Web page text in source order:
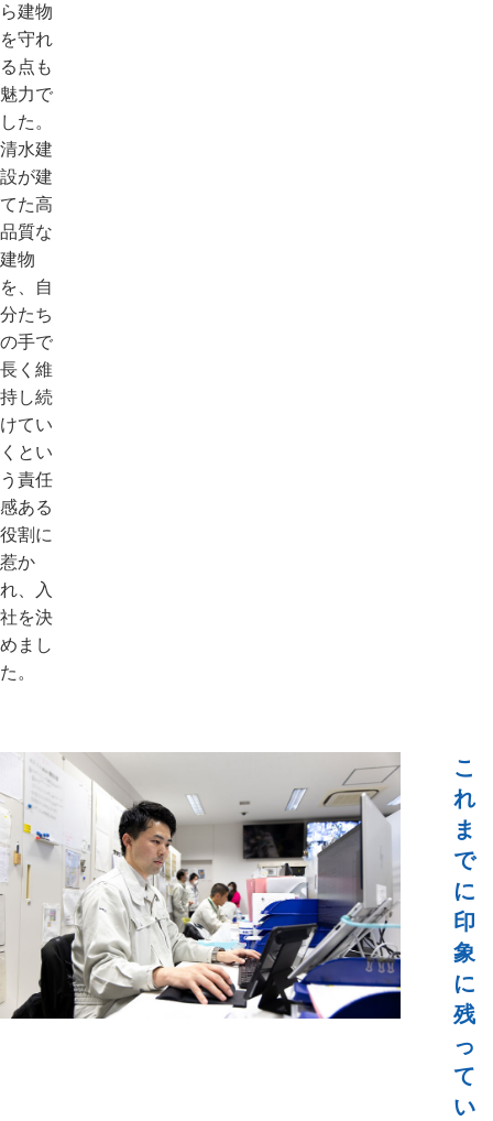
ら建物
を守れ
る点も
魅力で
した。
清水建
設が建
てた高
品質な
建物
を、自
分たち
の手で
長く維
持し続
けてい
くとい
う責任
感ある
役割に
惹か
れ、入
社を決
めまし
た。
こ
れ
ま
で
に
印
象
に
残
っ
て
い